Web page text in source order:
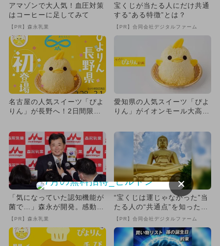
アマゾンで大人気！血圧対策
はコーヒーに足してみて
【PR】森永乳業
宝くじが当たる人にだけ共通
する“ある特徴”とは？
【PR】合同会社デジタルファーム
名古屋の人気スイーツ「ぴよ
りん」が長野へ！2日間限定
愛知県の人気スイーツ「ぴよ
りん」がイオンモール大高に
「気になっていた認知機能が
菌で…」森永が開発。感動の
70代続出
【PR】森永乳業
“宝くじは運じゃなかった”当
たる人の“共通点”を知っただ
け
【PR】合同会社デジタルファーム
×